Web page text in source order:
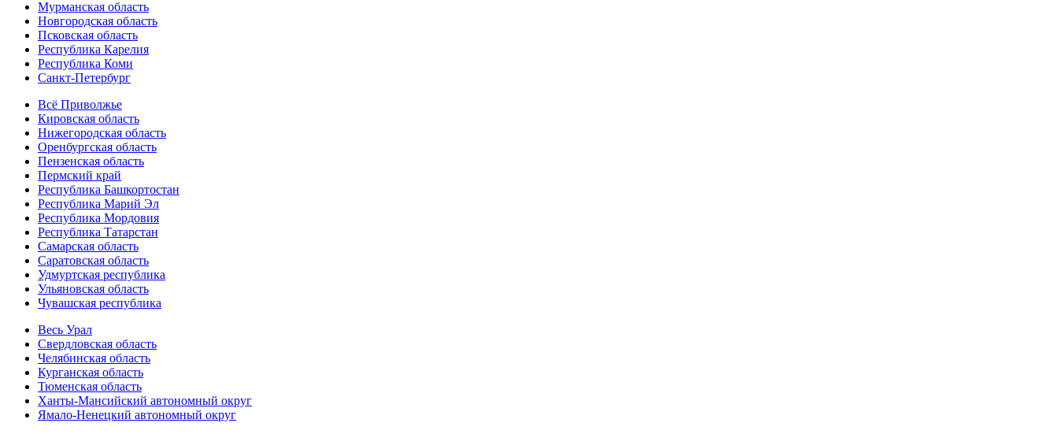
Мурманская область
Новгородская область
Псковская область
Республика Карелия
Республика Коми
Санкт-Петербург
Всё Приволжье
Кировская область
Нижегородская область
Оренбургская область
Пензенская область
Пермский край
Республика Башкортостан
Республика Марий Эл
Республика Мордовия
Республика Татарстан
Самарская область
Саратовская область
Удмуртская республика
Ульяновская область
Чувашская республика
Весь Урал
Свердловская область
Челябинская область
Курганская область
Тюменская область
Ханты-Мансийский автономный округ
Ямало-Ненецкий автономный округ